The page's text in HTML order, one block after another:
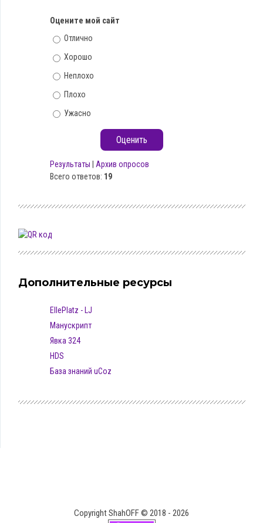
Оцените мой сайт
Отлично
Хорошо
Неплохо
Плохо
Ужасно
Результаты
Архив опросов
Всего ответов: 19
Дополнительные ресурсы
EllePlatz - LJ
Манускрипт
Явка 324
HDS
База знаний uCoz
Copyright ShahOFF © 2018 - 2026